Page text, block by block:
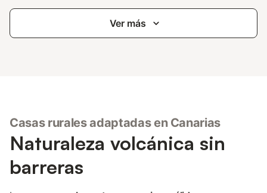
Ver más
Casas rurales adaptadas en Canarias
Naturaleza volcánica sin
barreras